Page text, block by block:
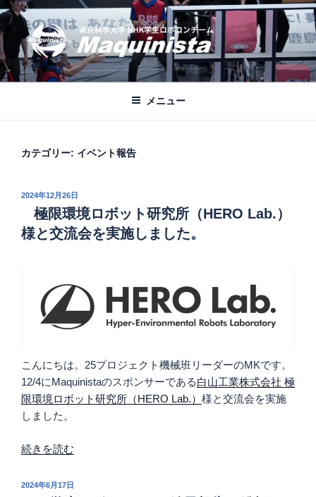
コ
ン
テ
ン
ツ
MAQUINISTA
東京科学大学NHKロボコンチーム公式ブログ
メニュー
カテゴリー: イベント報告
投
2024年12月26日
極限環境ロボット研究所（HERO Lab.）
様と交流会を実施しました。
こんにちは。25プロジェクト機械班リーダーのMKです。
12/4にMaquinistaのスポンサーである白山工業株式会社 極
限環境ロボット研究所（HERO Lab.） 様と交流会を実施
しました。
“
限
続きを読む
投
2024年6月17日